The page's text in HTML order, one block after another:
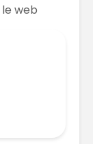
web